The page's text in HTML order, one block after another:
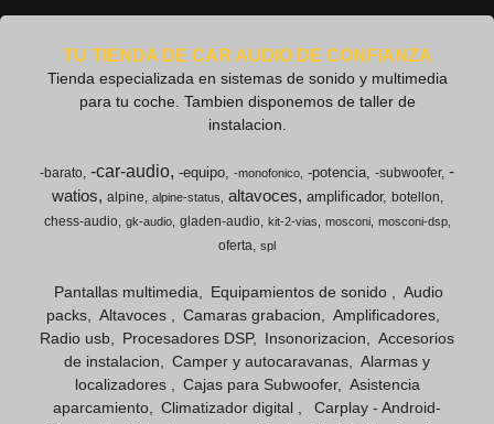
TU TIENDA DE CAR AUDIO DE CONFIANZA
Tienda especializada en sistemas de sonido y multimedia
para tu coche. Tambien disponemos de taller de
instalacion.
-barato -car-audio -equipo -monofonico -potencia -subwoofer -
watios
alpine alpine-status altavoces amplificador
botellon
chess-audio
gk-audio gladen-audio kit-2-vias mosconi mosconi-dsp
oferta spl
Pantallas multimedia Equipamientos de sonido
Audio
packs
Altavoces Camaras grabacion
Amplificadores
Radio usb
Procesadores DSP Insonorizacion
Accesorios
de instalacion
Camper y autocaravanas
Alarmas y
localizadores
Cajas para Subwoofer
Asistencia
aparcamiento
Climatizador digital
Carplay - Android-